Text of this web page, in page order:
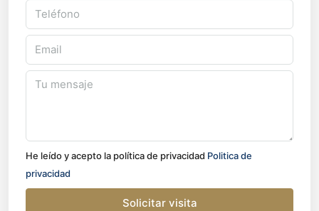
He leído y acepto la política de privacidad Politica de
privacidad
Solicitar visita